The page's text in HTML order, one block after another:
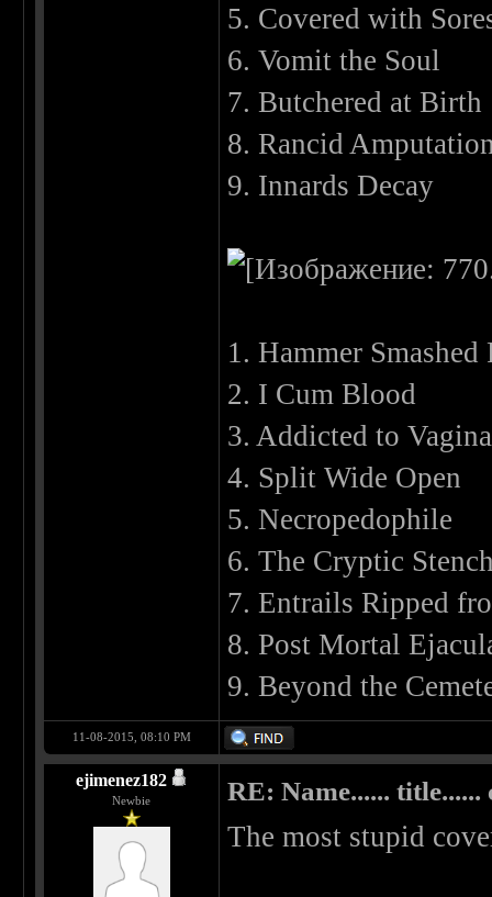
5. Covered with
6. Vomit the Soul
7. Butchered at Birth
8. Rancid
9. Innards Decay
1. Hammer Smashed
2. I Cum Blood
3. Addicted to
4. Split Wide Open
5. Necropedophile
6. The Cryptic
7. Entrails Ripped
8. Post Mortal
9. Beyond the
11-08-2015, 08:10 PM
ejimenez182
Newbie RE: Name...... title......
The most stupid